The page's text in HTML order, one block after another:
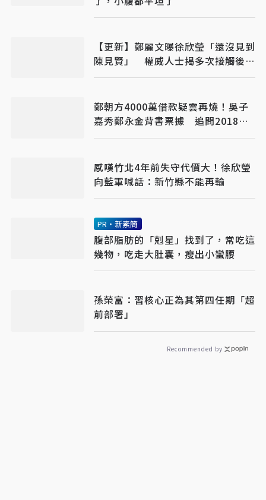
【更新】鄭麗文曝徐欣瑩「還沒見到
陳見賢」 權威人士揭多次接觸後終
碰面！整合最後一哩路
鄭朝方4000萬借款疑雲再燒！吳子
嘉秀鄭永金背書票據 追問2018選
舉資金流向
感嘆竹北4年前失守代價大！徐欣瑩
向藍軍喊話：新竹縣不能再輸
PR・新素簡
腹部脂肪的「剋星」找到了，常吃這
幾物，吃走大肚囊，瘦出小蠻腰
孫榮富：習核心正為其第四任期「超
前部署」
Recommended by